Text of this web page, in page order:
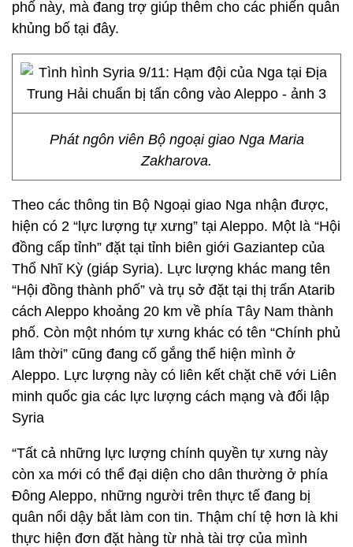
phố này, mà đang trợ giúp thêm cho các phiến quân
khủng bố tại đây.
Phát ngôn viên Bộ ngoại giao Nga Maria
Zakharova.
Theo các thông tin Bộ Ngoại giao Nga nhận được,
hiện có 2 “lực lượng tự xưng” tại Aleppo. Một là “Hội
đồng cấp tỉnh” đặt tại tỉnh biên giới Gaziantep của
Thổ Nhĩ Kỳ (giáp Syria). Lực lượng khác mang tên
“Hội đồng thành phố” và trụ sở đặt tại thị trấn Atarib
cách Aleppo khoảng 20 km về phía Tây Nam thành
phố. Còn một nhóm tự xưng khác có tên “Chính phủ
lâm thời” cũng đang cố gắng thể hiện mình ở
Aleppo. Lực lượng này có liên kết chặt chẽ với Liên
minh quốc gia các lực lượng cách mạng và đối lập
Syria
“Tất cả những lực lượng chính quyền tự xưng này
còn xa mới có thể đại diện cho dân thường ở phía
Đông Aleppo, những người trên thực tế đang bị
quân nổi dậy bắt làm con tin. Thậm chí tệ hơn là khi
thực hiện đơn đặt hàng từ nhà tài trợ của mình